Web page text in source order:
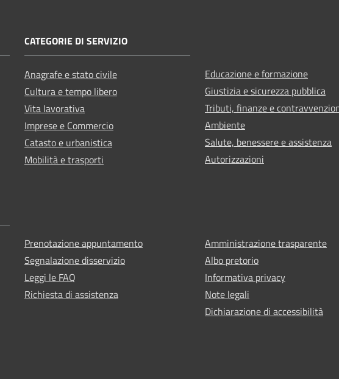
CATEGORIE DI SERVIZIO
Anagrafe e stato civile
Cultura e tempo libero
Vita lavorativa
Imprese e Commercio
Catasto e urbanistica
Mobilità e trasporti
Educazione e formazione
Giustizia e sicurezza pubblica
Tributi, finanze e
Ambiente
Salute, benessere e assistenza
Autorizzazioni
Prenotazione appuntamento
Segnalazione disservizio
Leggi le FAQ
Richiesta di assistenza
Amministrazione trasparente
Albo pretorio
Informativa privacy
Note legali
Dichiarazione di accessibilità